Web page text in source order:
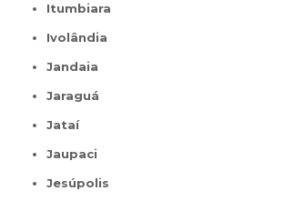
Itumbiara
Ivolândia
Jandaia
Jaraguá
Jataí
Jaupaci
Jesúpolis